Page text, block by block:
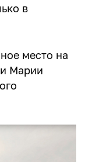
в
место на
Марии